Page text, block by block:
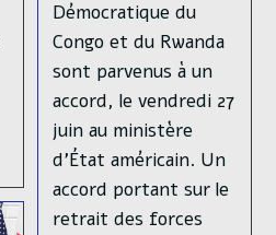
Démocratique du
Congo et du Rwanda
sont parvenus à un
accord, le vendredi 27
juin au ministère
d’État américain. Un
accord portant sur le
retrait des forces